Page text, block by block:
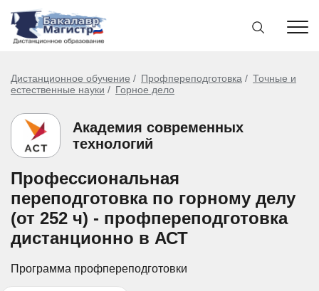
Дистанционное обучение Профпереподготовка
Точные и
естественные науки
Горное дело
Академия современных
технологий
Профессиональная
переподготовка по горному делу
(от 252 ч) - профпереподготовка
дистанционно в АСТ
Программа профпереподготовки